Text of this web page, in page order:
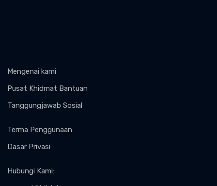
Mengenai kami
Pusat Khidmat Bantuan
Tanggungjawab Sosial
Terma Penggunaan
Dasar Privasi
Hubungi Kami: